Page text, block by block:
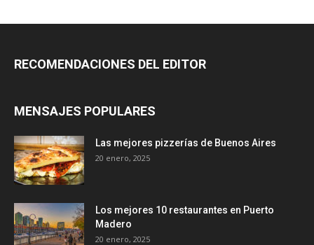
RECOMENDACIONES DEL EDITOR
MENSAJES POPULARES
Las mejores pizzerías de Buenos Aires
20 enero, 2025
Los mejores 10 restaurantes en Puerto
Madero
20 enero, 2025